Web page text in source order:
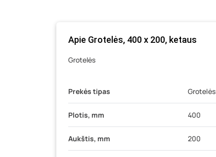
Apie Grotelės, 400 x 200, ketaus
Grotelės
Prekės tipas Grotelės
Plotis, mm 400
Aukštis, mm 200